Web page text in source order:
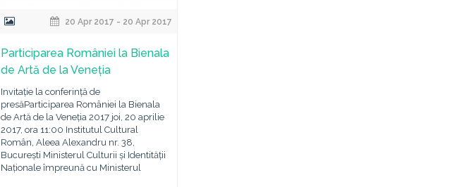
20 Apr 2017 - 20 Apr 2017
Participarea României la Bienala
de Artă de la Veneția
Invitație la conferință de
presăParticiparea României la Bienala
de Artă de la Veneția 2017 joi, 20 aprilie
2017, ora 11:00 Institutul Cultural
Român, Aleea Alexandru nr. 38,
București Ministerul Culturii și Identității
Naționale împreună cu Ministerul